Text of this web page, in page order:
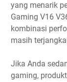
yang menarik
Gaming V16
kombinasi
masih
Jika Anda
gaming,